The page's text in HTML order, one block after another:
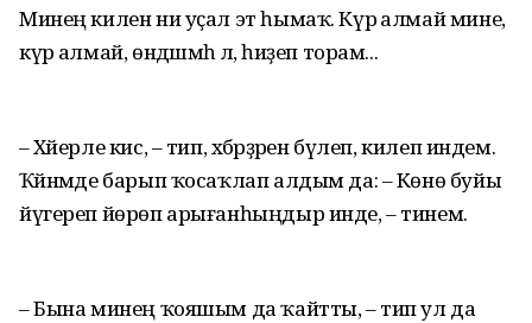
Минең килен ни уҫал эт һымаҡ. Күрә алмай мине,
күрә алмай, өндәшмәһә лә, һиҙеп торам...
– Хәйерле кис, – тип, хәбәрҙәрен бүлеп, килеп индем.
Ҡәйнәмде барып ҡосаҡлап алдым да: – Көнө буйы
йүгереп йөрөп арығанһыңдыр инде, – тинем.
– Бына минең ҡояшым да ҡайтты, – тип ул да